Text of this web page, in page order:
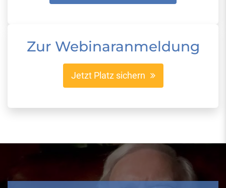
Zur Webinaranmeldung
Jetzt Platz sichern